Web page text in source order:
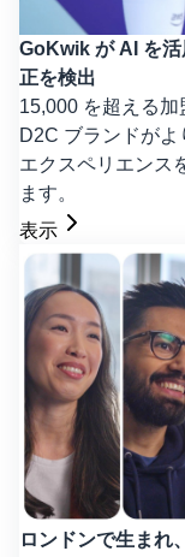
GoKwik が AI を
正を検出
15,000 を超える加
D2C ブランドが
エクスペリエンス
ます。
表示
ロンドンで生まれ